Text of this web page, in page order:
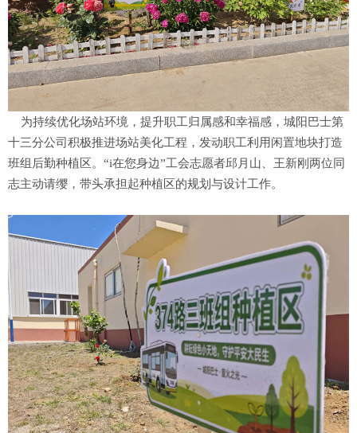
为持续优化场站环境，提升职工归属感和幸福感，城阳巴士第
十三分公司积极推进场站美化工程，发动职工利用闲置地块打造
班组后勤种植区。“i在您身边”工会志愿者邱月山、王新刚两位同
志主动请缨，带头承担起种植区的规划与设计工作。